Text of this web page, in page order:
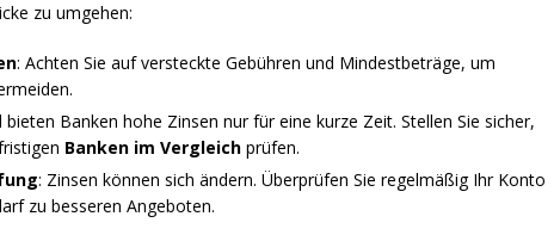
zu umgehen:
: Achten Sie auf versteckte Gebühren und Mindestbeträge, um
bieten Banken hohe Zinsen nur für eine kurze Zeit. Stellen Sie sicher,
Banken im Vergleich prüfen.
: Zinsen können sich ändern. Überprüfen Sie regelmäßig Ihr Konto
zu besseren Angeboten.